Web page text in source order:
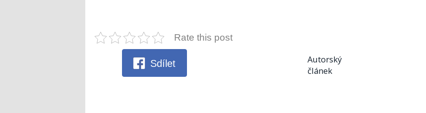
Rate this post
Sdílet
Autorský
článek